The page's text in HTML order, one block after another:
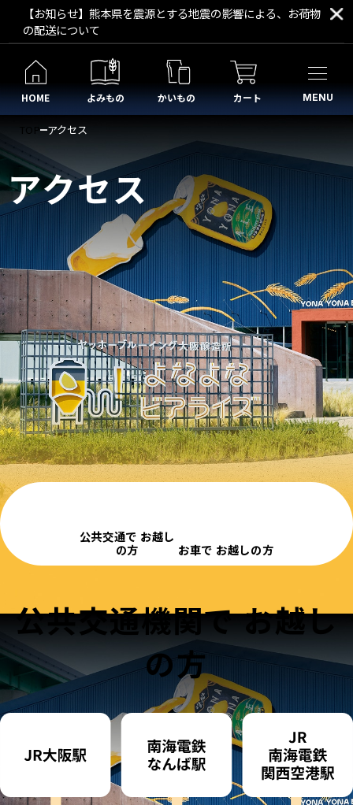
【お知らせ】熊本県を震源とする地震の影響による、お荷物
の配送について
HOME よみもの かいもの カート MENU
TOP アクセス
アクセス
公共交通で お越し
の方
お車で お越しの方
公共交通機関でお越し
の方
施設紹介
アクセス
お知らせ
醸造所見学ツアー詳細
入場予約
※会員登録が必要です